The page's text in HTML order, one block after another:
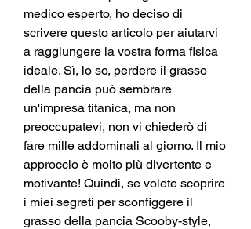
medico esperto, ho deciso di
scrivere questo articolo per aiutarvi
a raggiungere la vostra forma fisica
ideale. Sì, lo so, perdere il grasso
della pancia può sembrare
un'impresa titanica, ma non
preoccupatevi, non vi chiederò di
fare mille addominali al giorno. Il mio
approccio è molto più divertente e
motivante! Quindi, se volete scoprire
i miei segreti per sconfiggere il
grasso della pancia Scooby-style,